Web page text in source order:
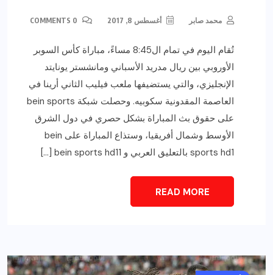
محمد صابر أغسطس 8, 2017
تُقام اليوم في تمام ال8:45 مساءً، مباراة كأس السوبر
الأوروبي بين ريال مدريد الأسباني ومانشستر يونايتد
الإنجليزي، والتي يستضيفها ملعب فيليب الثاني أرينا في
العاصمة المقدونية سكوبيه. وحصلت شبكة bein sports
على حقوق بث المباراة بشكل حصري في دول الشرق
الأوسط وشمال أفريقيا، وستذاع المباراة على bein
sports hd1 بالتعليق العربي و bein sports hd11 […]
READ MORE